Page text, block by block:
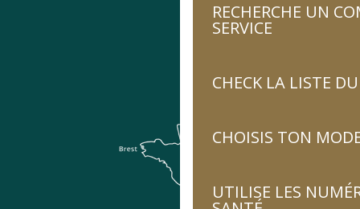
RECHERCHE UN
SERVICE
CHECK LA LISTE
CHOISIS TON
UTILISE LES